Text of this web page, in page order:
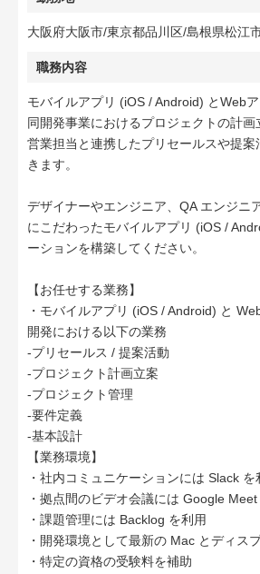
大阪府大阪市/東京都品川区/島根県松江
職務内容
モバイルアプリ (iOS / Android) とWeb
同開発事業におけるプロジェクトの計
営業担当と連携したプリセールスや提
きます。
デザイナーやエンジニア、QA エンジニ
にこだわったモバイルアプリ (iOS /
ーションを構築してください。
【お任せする業務】
・モバイルアプリ (iOS / Android) と
開発における以下の業務
-プリセールス / 提案活動
-プロジェクト計画立案
-プロジェクト管理
-要件定義
-基本設計
【業務環境】
・社内コミュニケーションには Slack を
・拠点間のビデオ会議には Google Meet
・課題管理には Backlog を利用
・開発環境として最新の Mac とディス
・特定の資格の受験料を補助